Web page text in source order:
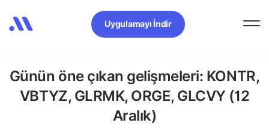
Uygulamayı İndir
Günün öne çıkan gelişmeleri: KONTR,
VBTYZ, GLRMK, ORGE, GLCVY (12
Aralık)